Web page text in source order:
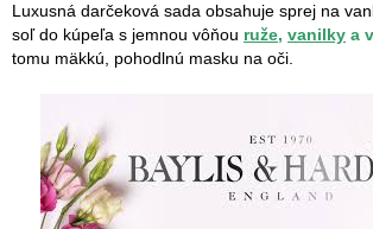
Luxusná darčeková sada obsahuje sprej na
soľ do kúpeľa s jemnou vôňou ruže, vanilky a
tomu mäkkú, pohodlnú masku na oči.